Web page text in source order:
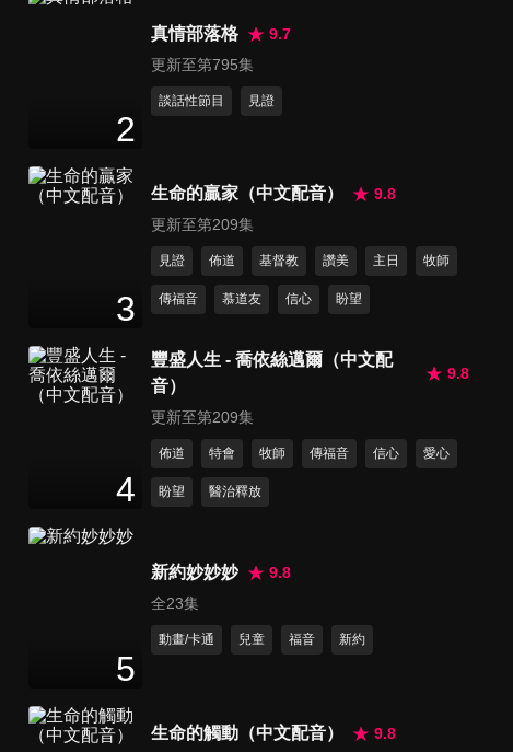
第493集 暗夜的璀璨星光
54分鐘
53分鐘
52
第497集 里長伯的故事
52分鐘
53分鐘
2
真情部落格
9.7
更新至第795集
談話性節目 見證
3
生命的贏家（中文配音）
9.8
更新至第209集
見證 佈道 基督教 讚美 主日 牧師
傳福音 慕道友 信心 盼望
4
豐盛人生 - 喬依絲邁爾（中文配
音）
9.8
更新至第209集
佈道 特會 牧師 傳福音 信心 愛心
盼望 醫治釋放
5
新約妙妙妙
9.8
全23集
動畫/卡通 兒童 福音 新約
生命的觸動（中文配音）
9.8